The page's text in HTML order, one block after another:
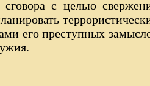
с целью
его преступных